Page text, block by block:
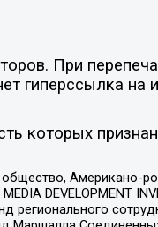
При
гиперссылка на
которых
Американо-
DEVELOPMENT